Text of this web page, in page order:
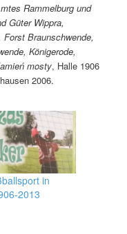
Rammelburg und
Güter Wippra,
Braunschwende,
Königerode,
mosty, Halle 1906
2006.
in
2013